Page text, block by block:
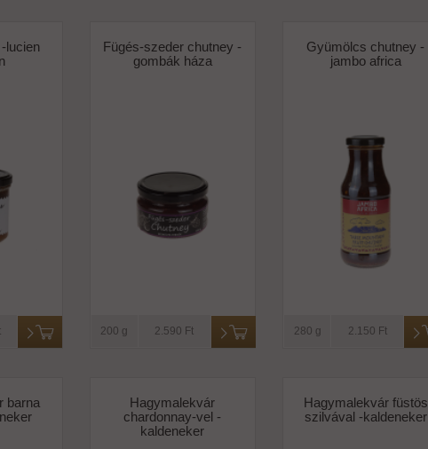
lucien
Fügés-szeder chutney -
gombák háza
200 g 2.590 Ft
Gyümölcs chutney -
jambo africa
280 g 2.150 Ft
barna
Hagymalekvár
chardonnay-vel -
kaldeneker
Hagymalekvár füstös
szilvával -kaldeneker